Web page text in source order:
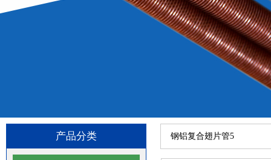
产品分类 钢铝复合翅片管5